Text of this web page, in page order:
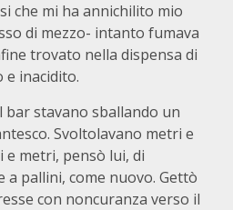
che mi ha annichilito mio
di mezzo- intanto fumava
trovato nella dispensa di
e inacidito.
stavano sballando un
Svoltolavano metri e
metri, pensò lui, di
a pallini, come nuovo. Gettò
con noncuranza verso il